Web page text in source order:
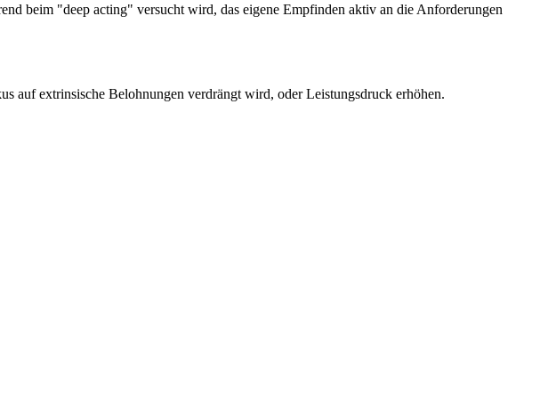
beim "deep acting" versucht wird, das eigene Empfinden aktiv an die Anforderungen
auf extrinsische Belohnungen verdrängt wird, oder Leistungsdruck erhöhen.